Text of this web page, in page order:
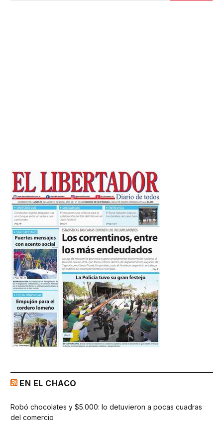
EN EL CHACO
Robó chocolates y $5.000: lo detuvieron a pocas cuadras
del comercio